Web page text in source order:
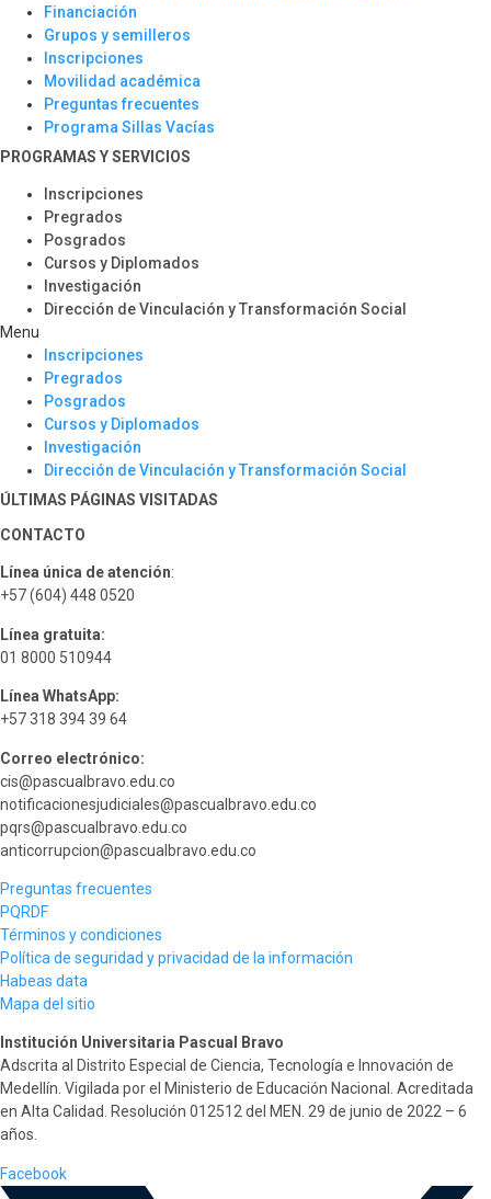
Financiación
Grupos y semilleros
Inscripciones
Movilidad académica
Preguntas frecuentes
Programa Sillas Vacías
PROGRAMAS Y SERVICIOS​
Inscripciones
Pregrados
Posgrados
Cursos y Diplomados
Investigación
Dirección de Vinculación y Transformación Social
Menu
Inscripciones
Pregrados
Posgrados
Cursos y Diplomados
Investigación
Dirección de Vinculación y Transformación Social
ÚLTIMAS PÁGINAS VISITADAS
CONTACTO
Línea única de atención:
+57 (604) 448 0520
Línea gratuita:
01 8000 510944
Línea WhatsApp:
+57 318 394 39 64
Correo electrónico:
cis@pascualbravo.edu.co
notificacionesjudiciales@pascualbravo.edu.co
pqrs@pascualbravo.edu.co
anticorrupcion@pascualbravo.edu.co
Preguntas frecuentes
PQRDF
Términos y condiciones
Política de seguridad y privacidad de la información
Habeas data
Mapa del sitio
Institución Universitaria Pascual Bravo
Adscrita al Distrito Especial de Ciencia, Tecnología e Innovación de
Medellín. Vigilada por el Ministerio de Educación Nacional. Acreditada
en Alta Calidad. Resolución 012512 del MEN. 29 de junio de 2022 – 6
años.
Facebook